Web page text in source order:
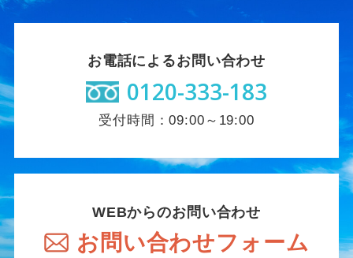
お電話によるお問い合わせ
0120-333-183
受付時間：09:00～19:00
WEBからのお問い合わせ
お問い合わせフォーム